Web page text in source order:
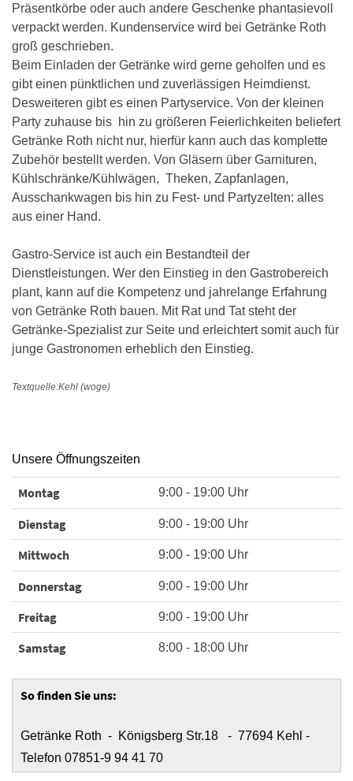
Präsentkörbe oder auch andere Geschenke phantasievoll
verpackt werden. Kundenservice wird bei Getränke Roth
groß geschrieben.
Beim Einladen der Getränke wird gerne geholfen und es
gibt einen pünktlichen und zuverlässigen Heimdienst.
Desweiteren gibt es einen Partyservice. Von der kleinen
Party zuhause bis hin zu größeren Feierlichkeiten beliefert
Getränke Roth nicht nur, hierfür kann auch das komplette
Zubehör bestellt werden. Von Gläsern über Garnituren,
Kühlschränke/Kühlwägen, Theken, Zapfanlagen,
Ausschankwagen bis hin zu Fest- und Partyzelten: alles
aus einer Hand.
Gastro-Service ist auch ein Bestandteil der
Dienstleistungen. Wer den Einstieg in den Gastrobereich
plant, kann auf die Kompetenz und jahrelange Erfahrung
von Getränke Roth bauen. Mit Rat und Tat steht der
Getränke-Spezialist zur Seite und erleichtert somit auch für
junge Gastronomen erheblich den Einstieg.
Textquelle:Kehl (woge)
Unsere Öffnungszeiten
Montag 9:00 - 19:00 Uhr
Dienstag 9:00 - 19:00 Uhr
Mittwoch 9:00 - 19:00 Uhr
Donnerstag 9:00 - 19:00 Uhr
Freitag 9:00 - 19:00 Uhr
Samstag 8:00 - 18:00 Uhr
So finden Sie uns:
Getränke Roth - Königsberg Str.18 - 77694 Kehl -
Telefon 07851-9 94 41 70